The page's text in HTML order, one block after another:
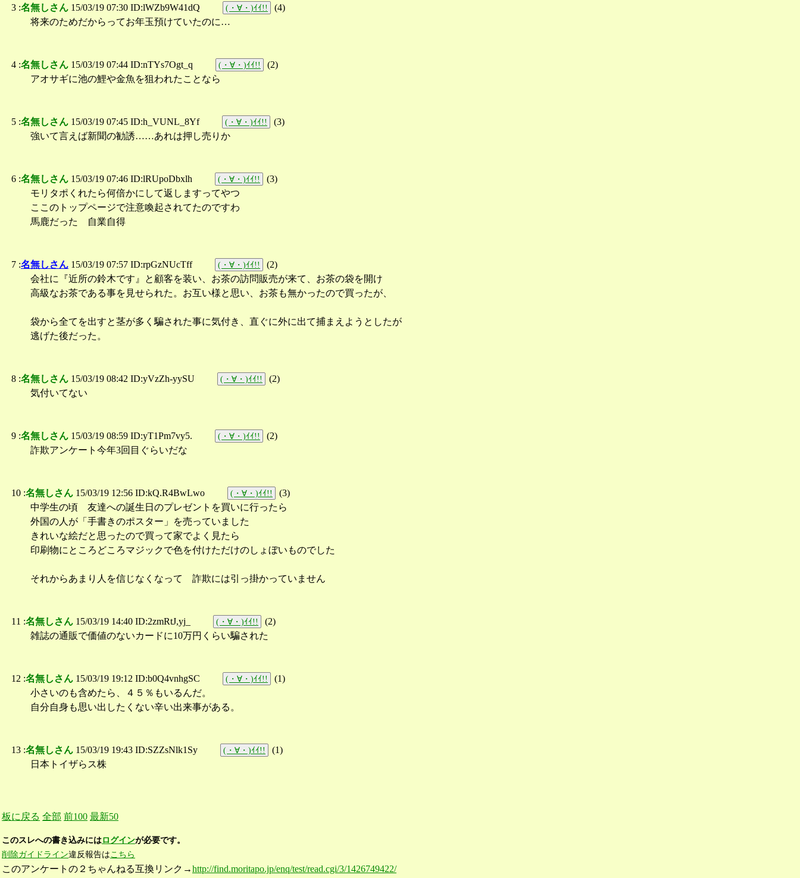
3 :名無しさん 15/03/19 07:30 ID:lWZb9W41dQ (・∀・)ｲｲ!! (4)
将来のためだからってお年玉預けていたのに…
4 :名無しさん 15/03/19 07:44 ID:nTYs7Ogt_q (・∀・)ｲｲ!! (2)
アオサギに池の鯉や金魚を狙われたことなら
5 :名無しさん 15/03/19 07:45 ID:h_VUNL_8Yf (・∀・)ｲｲ!! (3)
強いて言えば新聞の勧誘……あれは押し売りか
6 :名無しさん 15/03/19 07:46 ID:lRUpoDbxlh (・∀・)ｲｲ!! (3)
モリタポくれたら何倍かにして返しますってやつ
ここのトップページで注意喚起されてたのですわ
馬鹿だった 自業自得
7 :名無しさん 15/03/19 07:57 ID:rpGzNUcTff (・∀・)ｲｲ!! (2)
会社に『近所の鈴木です』と顧客を装い、お茶の訪問販売が来て、お茶の袋を開け
高級なお茶である事を見せられた。お互い様と思い、お茶も無かったので買ったが、
袋から全てを出すと茎が多く騙された事に気付き、直ぐに外に出て捕まえようとしたが
逃げた後だった。
8 :名無しさん 15/03/19 08:42 ID:yVzZh-yySU (・∀・)ｲｲ!! (2)
気付いてない
9 :名無しさん 15/03/19 08:59 ID:yT1Pm7vy5. (・∀・)ｲｲ!! (2)
詐欺アンケート今年3回目ぐらいだな
10 :名無しさん 15/03/19 12:56 ID:kQ.R4BwLwo (・∀・)ｲｲ!! (3)
中学生の頃 友達への誕生日のプレゼントを買いに行ったら
外国の人が「手書きのポスター」を売っていました
きれいな絵だと思ったので買って家でよく見たら
印刷物にところどころマジックで色を付けただけのしょぼいものでした
それからあまり人を信じなくなって 詐欺には引っ掛かっていません
11 :名無しさん 15/03/19 14:40 ID:2zmRtJ,yj_ (・∀・)ｲｲ!! (2)
雑誌の通販で価値のないカードに10万円くらい騙された
12 :名無しさん 15/03/19 19:12 ID:b0Q4vnhgSC (・∀・)ｲｲ!! (1)
小さいのも含めたら、４５％もいるんだ。
自分自身も思い出したくない辛い出来事がある。
13 :名無しさん 15/03/19 19:43 ID:SZZsNlk1Sy (・∀・)ｲｲ!! (1)
日本トイザらス株
板に戻る 全部 前100 最新50
このスレへの書き込みにはログインが必要です。
削除ガイドライン違反報告はこちら
このアンケートの２ちゃんねる互換リンク→http://find.moritapo.jp/enq/test/read.cgi/3/1426749422/